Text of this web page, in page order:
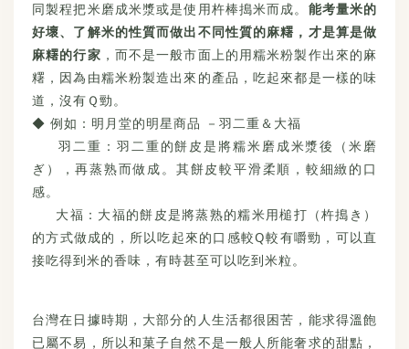
同製程把米磨成米漿或是使用杵棒搗米而成。 能考量米的
好壞、了解米的性質而做出不同性質的麻糬，才是算是做
麻糬的行家 ，而不是一般市面上的用糯米粉製作出來的麻
糬，因為由糯米粉製造出來的產品，吃起來都是一樣的味
道，沒有Ｑ勁。
◆ 例如：明月堂的明星商品 －羽二重＆大福
羽二重：羽二重的餅皮是將糯米磨成米漿後（米磨
ぎ），再蒸熟而做成。其餅皮較平滑柔順，較細緻的口
感。
大福：大福的餅皮是將蒸熟的糯米用槌打（杵搗き）
的方式做成的，所以吃起來的口感較Q較有嚼勁，可以直
接吃得到米的香味，有時甚至可以吃到米粒。
台灣在日據時期，大部分的人生活都很困苦，能求得溫飽
已屬不易，所以和菓子自然不是一般人所能奢求的甜點，